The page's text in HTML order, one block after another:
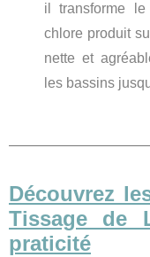
il transforme
chlore produit
nette et
les bassins
Découvrez
Tissage de
praticité